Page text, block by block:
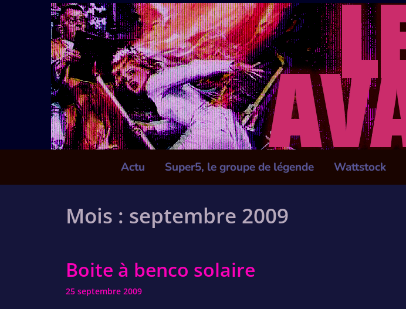
Actu Super5, le groupe de légende Wattstock
Mois : septembre 2009
Boite à benco solaire
25 septembre 2009